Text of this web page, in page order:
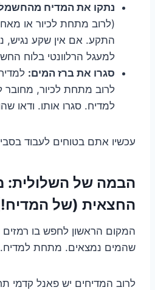
נתקו את המדיח
(לרוב מתחת לכיור או
התקע. אם אין שקע
למעגל הרלוונטי בלוח
סגרו את ברז המים:
לרוב מתחת לכיור, מחובר
למדיח. סגרו אותו. ודאו
עכשיו אתם בטוחים לעבוד
הבמה של השלולית:
החצאית (של
המקום הראשון לחפש בו רמזים
שהמים נמצאים. מתחת למדיח.
לרוב המדיחים יש פאנל קדמי